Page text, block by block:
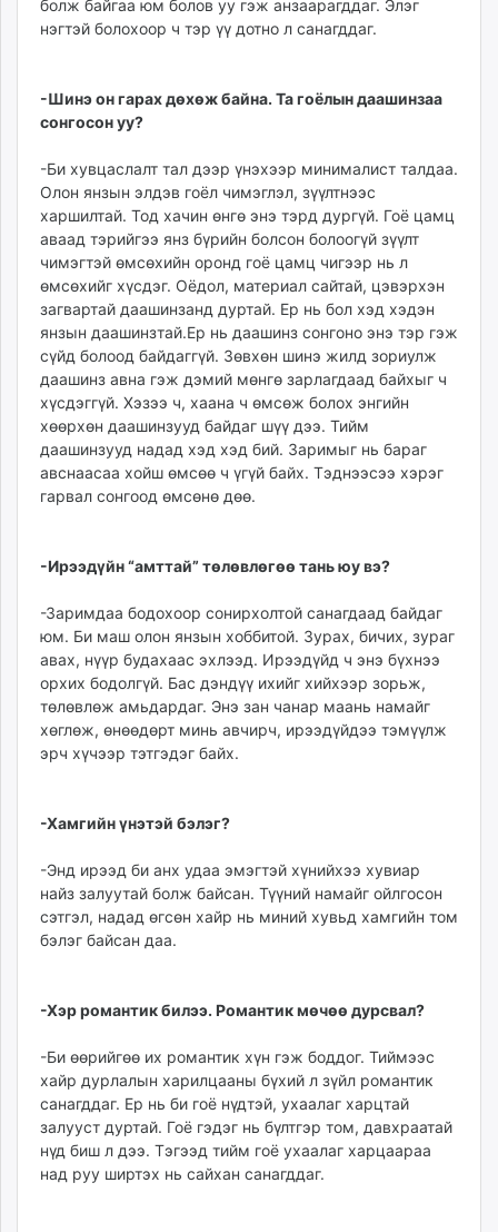
болж байгаа юм болов уу гэж анзаарагддаг. Элэг
нэгтэй болохоор ч тэр үү дотно л санагддаг.
-Шинэ он гарах дөхөж байна. Та гоёлын даашинзаа
сонгосон уу?
-Би хувцаслалт тал дээр үнэхээр минималист талдаа.
Олон янзын элдэв гоёл чимэглэл, зүүлтнээс
харшилтай. Тод хачин өнгө энэ тэрд дургүй. Гоё цамц
аваад тэрийгээ янз бүрийн болсон болоогүй зүүлт
чимэгтэй өмсөхийн оронд гоё цамц чигээр нь л
өмсөхийг хүсдэг. Оёдол, материал сайтай, цэвэрхэн
загвартай даашинзанд дуртай. Ер нь бол хэд хэдэн
янзын даашинзтай.Ер нь даашинз сонгоно энэ тэр гэж
сүйд болоод байдаггүй. Зөвхөн шинэ жилд зориулж
даашинз авна гэж дэмий мөнгө зарлагдаад байхыг ч
хүсдэггүй. Хэзээ ч, хаана ч өмсөж болох энгийн
хөөрхөн даашинзууд байдаг шүү дээ. Тийм
даашинзууд надад хэд хэд бий. Заримыг нь бараг
авснаасаа хойш өмсөө ч үгүй байх. Тэднээсээ хэрэг
гарвал сонгоод өмсөнө дөө.
-Ирээдүйн “амттай” төлөвлөгөө тань юу вэ?
-Заримдаа бодохоор сонирхолтой санагдаад байдаг
юм. Би маш олон янзын хоббитой. Зурах, бичих, зураг
авах, нүүр будахаас эхлээд. Ирээдүйд ч энэ бүхнээ
орхих бодолгүй. Бас дэндүү ихийг хийхээр зорьж,
төлөвлөж амьдардаг. Энэ зан чанар маань намайг
хөглөж, өнөөдөрт минь авчирч, ирээдүйдээ тэмүүлж
эрч хүчээр тэтгэдэг байх.
-Хамгийн үнэтэй бэлэг?
-Энд ирээд би анх удаа эмэгтэй хүнийхээ хувиар
найз залуутай болж байсан. Түүний намайг ойлгосон
сэтгэл, надад өгсөн хайр нь миний хувьд хамгийн том
бэлэг байсан даа.
-Хэр романтик билээ. Романтик мөчөө дурсвал?
-Би өөрийгөө их романтик хүн гэж боддог. Тиймээс
хайр дурлалын харилцааны бүхий л зүйл романтик
санагддаг. Ер нь би гоё нүдтэй, ухаалаг харцтай
залууст дуртай. Гоё гэдэг нь бүлтгэр том, давхраатай
нүд биш л дээ. Тэгээд тийм гоё ухаалаг харцаараа
над руу ширтэх нь сайхан санагддаг.